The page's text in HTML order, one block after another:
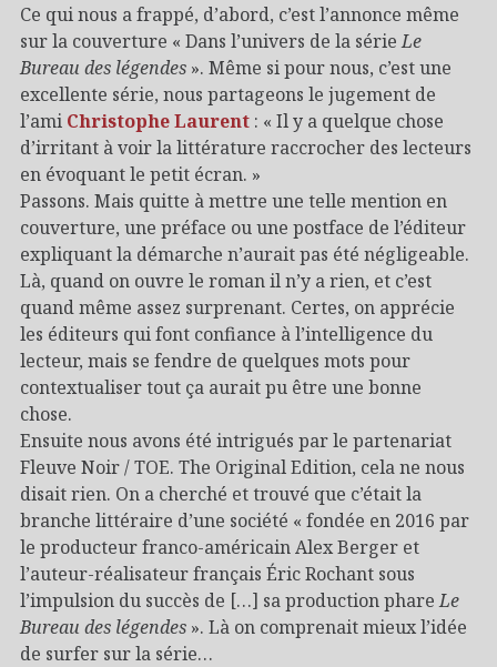
Ce qui nous a frappé, d’abord, c’est l’annonce même
sur la couverture « Dans l’univers de la série Le
Bureau des légendes ». Même si pour nous, c’est une
excellente série, nous partageons le jugement de
l’ami Christophe Laurent : « Il y a quelque chose
d’irritant à voir la littérature raccrocher des lecteurs
en évoquant le petit écran. »
Passons. Mais quitte à mettre une telle mention en
couverture, une préface ou une postface de l’éditeur
expliquant la démarche n’aurait pas été négligeable.
Là, quand on ouvre le roman il n’y a rien, et c’est
quand même assez surprenant. Certes, on apprécie
les éditeurs qui font confiance à l’intelligence du
lecteur, mais se fendre de quelques mots pour
contextualiser tout ça aurait pu être une bonne
chose.
Ensuite nous avons été intrigués par le partenariat
Fleuve Noir / TOE. The Original Edition, cela ne nous
disait rien. On a cherché et trouvé que c’était la
branche littéraire d’une société « fondée en 2016 par
le producteur franco-américain Alex Berger et
l’auteur-réalisateur français Éric Rochant sous
l’impulsion du succès de […] sa production phare Le
Bureau des légendes ». Là on comprenait mieux l’idée
de surfer sur la série…